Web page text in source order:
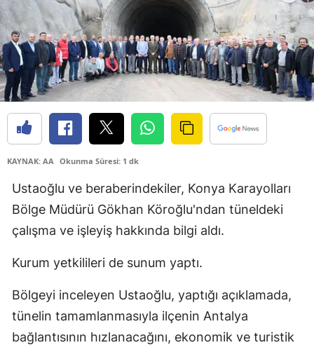
Bolu
Burdur
Bursa
Çanakkale
Çankırı
Diyarbakır
Edirne
Erzincan
Erzurum
KAYNAK: AA Okunma Süresi: 1 dk
Ustaoğlu ve beraberindekiler, Konya Karayolları
Bölge Müdürü Gökhan Köroğlu'ndan tüneldeki
çalışma ve işleyiş hakkında bilgi aldı.
Kurum yetkilileri de sunum yaptı.
Bölgeyi inceleyen Ustaoğlu, yaptığı açıklamada,
tünelin tamamlanmasıyla ilçenin Antalya
bağlantısının hızlanacağını, ekonomik ve turistik